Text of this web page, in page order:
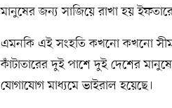
মানুষের জন্য সাজিয়ে রাখা হয়
এমনকি এই সংহতি কখনো কখনো
কাঁটাতারের দুই পাশে দুই দেশের
যোগাযোগ মাধ্যমে ভাইরাল হয়েছে।